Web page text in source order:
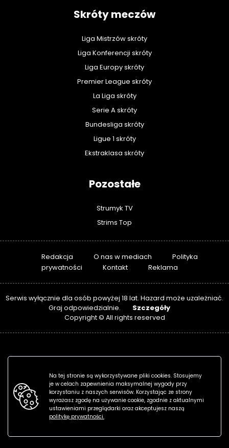
Skróty meczów
Liga Mistrzów skróty
Liga Konferencji skróty
Liga Europy skróty
Premier League skróty
La Liga skróty
Serie A skróty
Bundesliga skróty
Ligue 1 skróty
Ekstraklasa skróty
Pozostałe
Strumyk TV
Strims Top
Redakcja O nas w mediach
Polityka
prywatności
Kontakt Reklama
Serwis wyłącznie dla osób powyżej 18 lat. Hazard może uzależniać.
Graj odpowiedzialnie.
Szczegóły
Copyright © All rights reserved
Na tej stronie są wykorzystywane pliki cookies. Stosujemy
je w celach zapewnienia maksymalnej wygody przy
korzystaniu z naszych serwisów. Korzystając ze strony
wyrażasz zgodę na używanie cookie, zgodnie z aktualnymi
ustawieniami przeglądarki oraz akceptujesz naszą
politykę prywatności.